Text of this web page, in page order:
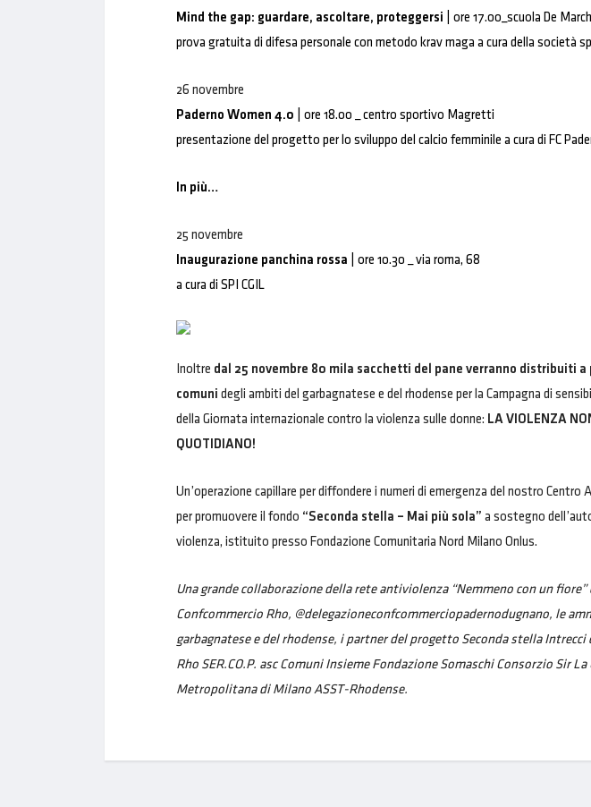
Mind the gap: guardare, ascoltare, proteggersi | ore 17.00_scuola De
prova gratuita di difesa personale con metodo krav maga a cura della società
26 novembre
Paderno Women 4.0
| ore 18.00 _ centro sportivo Magretti
presentazione del progetto per lo sviluppo del calcio femminile a cura di FC
In più…
25 novembre
Inaugurazione panchina rossa
| ore 10.30 _ via roma, 68
a cura di SPI CGIL
Inoltre dal 25 novembre 80 mila sacchetti del pane verranno distribuiti a
comuni degli ambiti del garbagnatese e del rhodense per la Campagna di
della Giornata internazionale contro la violenza sulle donne: LA VIOLENZA
QUOTIDIANO!
Un’operazione capillare per diffondere i numeri di emergenza del nostro Centro
per promuovere il fondo “Seconda stella – Mai più sola” a sostegno
violenza, istituito presso Fondazione Comunitaria Nord Milano Onlus.
Una grande collaborazione della rete antiviolenza “Nemmeno con un
Confcommercio Rho, @delegazioneconfcommerciopadernodugnano, le
garbagnatese e del rhodense, i partner del progetto Seconda stella Intrecci
Rho SER.CO.P. asc Comuni Insieme Fondazione Somaschi Consorzio Sir
Metropolitana di Milano ASST-Rhodense.